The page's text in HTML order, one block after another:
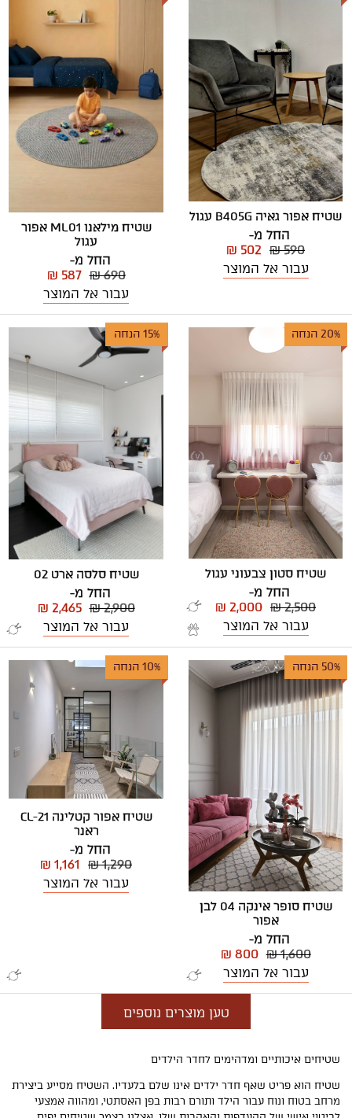
שטיח אפור גאיה B405G עגול
החל מ-
₪ 590
₪ 502
עבור אל המוצר
שטיח מילאנו ML01 אפור
עגול
החל מ-
₪ 690
₪ 587
עבור אל המוצר
20% הנחה
שטיח סטון צבעוני עגול
החל מ-
₪ 2,500
₪ 2,000
עבור אל המוצר
15% הנחה
שטיח סלסה ארט 02
החל מ-
₪ 2,900
₪ 2,465
עבור אל המוצר
50% הנחה
שטיח סופר אינקה 04 לבן
אפור
החל מ-
₪ 1,600
₪ 800
עבור אל המוצר
10% הנחה
שטיח אפור קטלינה CL-21
ראנר
החל מ-
₪ 1,290
₪ 1,161
עבור אל המוצר
טען מוצרים נוספים
שטיחים איכותיים ומדהימים לחדר הילדים
שטיח הוא פריט שאף חדר ילדים אינו שלם בלעדיו. השטיח מסייע ביצירת
מרחב בטוח ונוח עבור הילד ותורם רבות בפן האסתטי, ומהווה אמצעי